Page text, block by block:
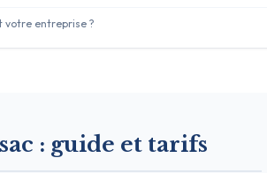
votre entreprise ?
: guide et tarifs